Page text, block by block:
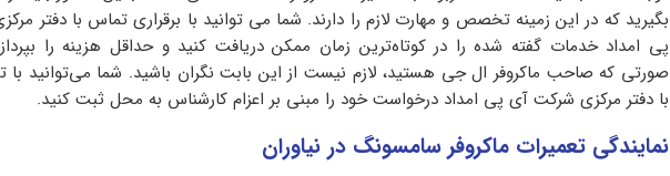
بگیرید که در این زمینه تخصص و مهارت لازم را دارند. شما می توانید با برقراری تماس با دفتر
پی امداد خدمات گفته شده را در کوتاه‌ترین زمان ممکن دریافت کنید و حداقل هزینه را
صورتی که صاحب ماکروفر ال جی هستید، لازم نیست از این بابت نگران باشید. شما می‌توانید با
با دفتر مرکزی شرکت آی پی امداد درخواست خود را مبنی بر اعزام کارشناس به محل ثبت کنید.
نمایندگی تعمیرات ماکروفر سامسونگ در نیاوران